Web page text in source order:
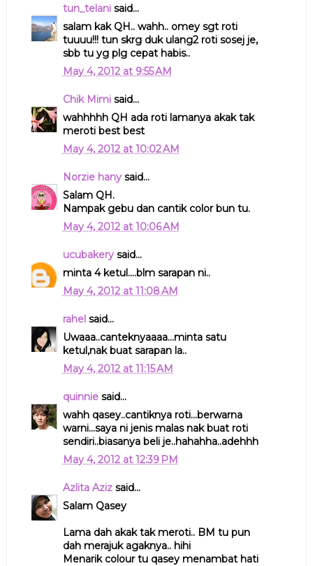
tun_telanisaid...
salam kak QH.. wahh.. omey sgt roti
tuuuu!!! tun skrg duk ulang2 roti sosej je,
sbb tu yg plg cepat habis..
May 4, 2012 at 9:55 AM
Chik Mimisaid...
wahhhhh QH ada roti lamanya akak tak
meroti best best
May 4, 2012 at 10:02 AM
Norzie hanysaid...
Salam QH.
Nampak gebu dan cantik color bun tu.
May 4, 2012 at 10:06 AM
ucubakerysaid...
minta 4 ketul....blm sarapan ni..
May 4, 2012 at 11:08 AM
rahelsaid...
Uwaaa..canteknyaaaa...minta satu
ketul,nak buat sarapan la..
May 4, 2012 at 11:15 AM
quinniesaid...
wahh qasey..cantiknya roti...berwarna
warni...saya ni jenis malas nak buat roti
sendiri..biasanya beli je..hahahha..adehhh
May 4, 2012 at 12:39 PM
Azlita Azizsaid...
Salam Qasey
Lama dah akak tak meroti.. BM tu pun
dah merajuk agaknya.. hihi
Menarik colour tu qasey menambat hati